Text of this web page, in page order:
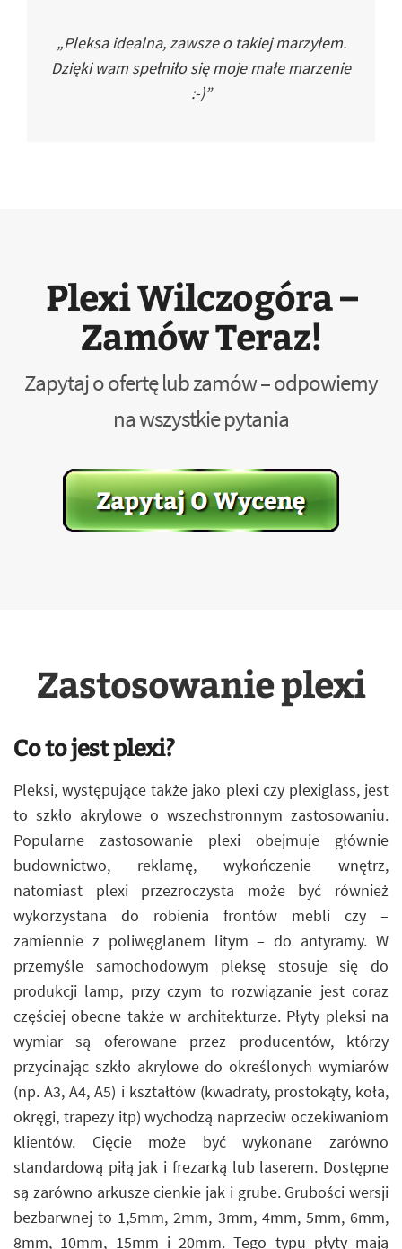
„Pleksa idealna, zawsze o takiej marzyłem.
Dzięki wam spełniło się moje małe marzenie
:-)”
Plexi Wilczogóra –
Zamów Teraz!
Zapytaj o ofertę lub zamów – odpowiemy
na wszystkie pytania
Zastosowanie plexi
Co to jest plexi?
Pleksi, występujące także jako plexi czy plexiglass, jest
to szkło akrylowe o wszechstronnym zastosowaniu.
Popularne zastosowanie plexi obejmuje głównie
budownictwo, reklamę, wykończenie wnętrz,
natomiast plexi przezroczysta może być również
wykorzystana do robienia frontów mebli czy –
zamiennie z poliwęglanem litym – do antyramy. W
przemyśle samochodowym pleksę stosuje się do
produkcji lamp, przy czym to rozwiązanie jest coraz
częściej obecne także w architekturze. Płyty pleksi na
wymiar są oferowane przez producentów, którzy
przycinając szkło akrylowe do określonych wymiarów
(np. A3, A4, A5) i kształtów (kwadraty, prostokąty, koła,
okręgi, trapezy itp) wychodzą naprzeciw oczekiwaniom
klientów. Cięcie może być wykonane zarówno
standardową piłą jak i frezarką lub laserem. Dostępne
są zarówno arkusze cienkie jak i grube. Grubości wersji
bezbarwnej to 1,5mm, 2mm, 3mm, 4mm, 5mm, 6mm,
8mm, 10mm, 15mm i 20mm. Tego typu płyty mają